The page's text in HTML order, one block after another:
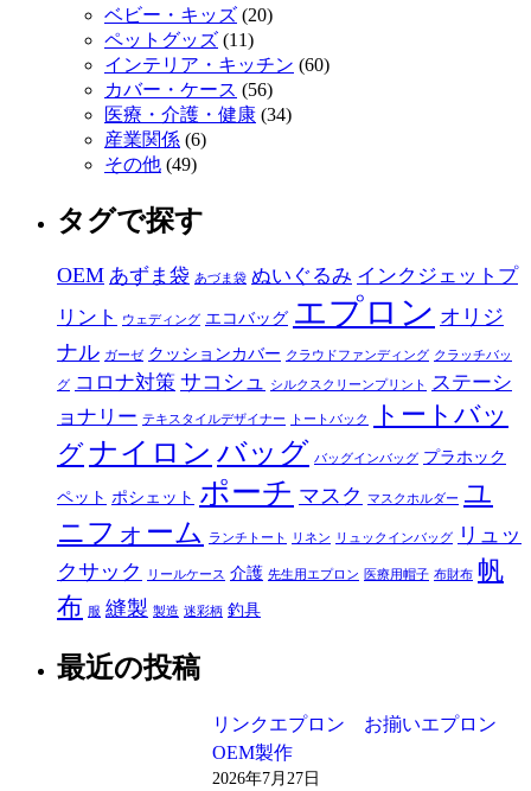
ベビー・キッズ (20)
ペットグッズ (11)
インテリア・キッチン (60)
カバー・ケース (56)
医療・介護・健康 (34)
産業関係 (6)
その他 (49)
タグで探す
OEM あずま袋 あづま袋 ぬいぐるみ インクジェットプ
リント
ウェディング エコバッグ エプロン オリジ
ナル ガーゼ クッションカバー クラウドファンディング クラッチバッ
グ コロナ対策 サコシュ シルクスクリーンプリント
ステーシ
ョナリー テキスタイルデザイナー トートバック
トートバッ
グナイロン バッグ バッグインバッグ プラホック
ペット ポシェット ポーチ マスク マスクホルダー ユ
ニフォーム
ランチトート リネン リュックインバッグ
リュッ
クサック
リールケース 介護 先生用エプロン 医療用帽子 布財布 帆
布 服 縫製 製造 迷彩柄 釣具
最近の投稿
リンクエプロン お揃いエプロン
OEM製作
2026年7月27日